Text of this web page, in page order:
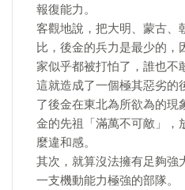
報復能力。
客觀地說，把大明、蒙古、
比，後金的兵力是最少的，
家似乎都被打怕了，誰也不
這就造成了一個極其惡劣的
了後金在東北為所欲為的現
金的先祖「滿萬不可敵」，
麼違和感。
其次，就算沒法擁有足夠強
一支機動能力極強的部隊。